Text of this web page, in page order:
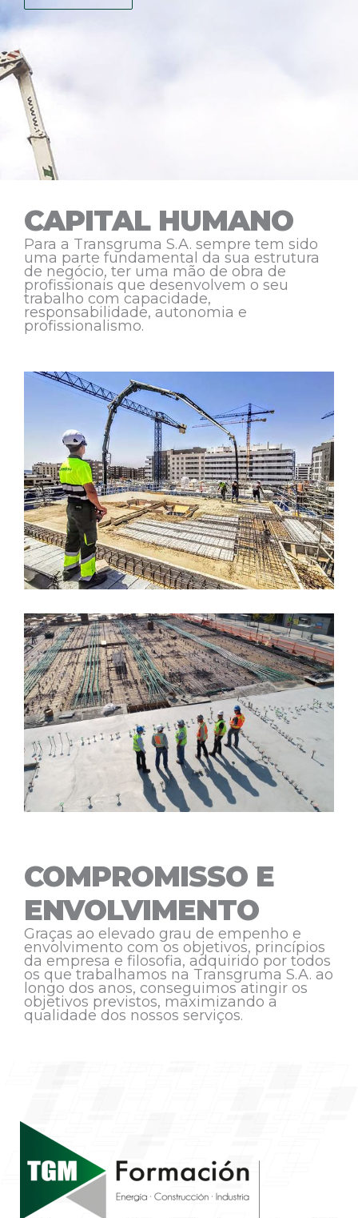
CAPITAL HUMANO
Para a Transgruma S.A. sempre tem sido
uma parte fundamental da sua estrutura
de negócio, ter uma mão de obra de
profissionais que desenvolvem o seu
trabalho com capacidade,
responsabilidade, autonomia e
profissionalismo.
COMPROMISSO E
ENVOLVIMENTO
Graças ao elevado grau de empenho e
envolvimento com os objetivos, princípios
da empresa e filosofia, adquirido por todos
os que trabalhamos na Transgruma S.A. ao
longo dos anos, conseguimos atingir os
objetivos previstos, maximizando a
qualidade dos nossos serviços.